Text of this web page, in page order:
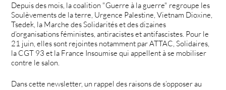
Depuis des mois, la coalition "Guerre à la guerre" regroupe les
Soulèvements de la terre, Urgence Palestine, Vietnam Dioxine,
Tsedek, la Marche des Solidarités et des dizaines
d’organisations féministes, antiracistes et antifascistes. Pour le
21 juin, elles sont rejointes notamment par ATTAC, Solidaires,
la CGT 93 et la France Insoumise qui appellent à se mobiliser
contre le salon.
Dans cette newsletter, un rappel des raisons de s’opposer au